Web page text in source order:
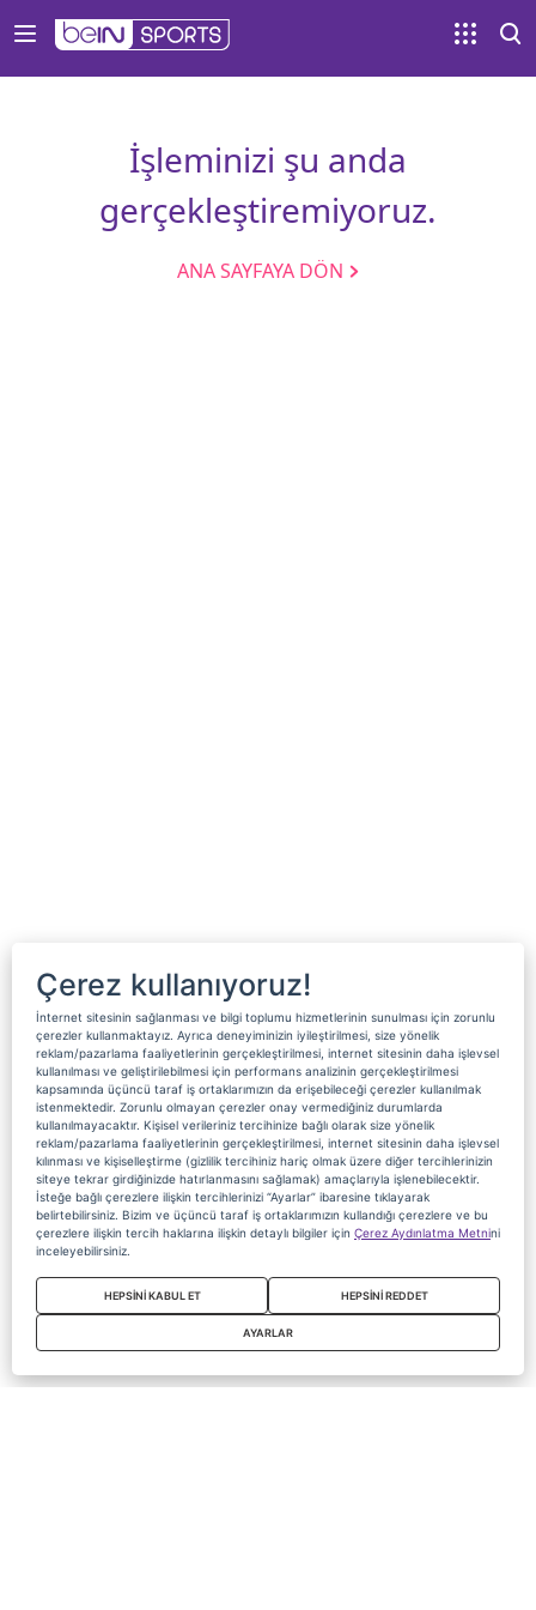
İşleminizi şu anda
gerçekleştiremiyoruz.
ANA SAYFAYA DÖN
Çerez kullanıyoruz!
İnternet sitesinin sağlanması ve bilgi toplumu hizmetlerinin sunulması için zorunlu
çerezler kullanmaktayız. Ayrıca deneyiminizin iyileştirilmesi, size yönelik
reklam/pazarlama faaliyetlerinin gerçekleştirilmesi, internet sitesinin daha işlevsel
kullanılması ve geliştirilebilmesi için performans analizinin gerçekleştirilmesi
kapsamında üçüncü taraf iş ortaklarımızın da erişebileceği çerezler kullanılmak
istenmektedir. Zorunlu olmayan çerezler onay vermediğiniz durumlarda
kullanılmayacaktır. Kişisel verileriniz tercihinize bağlı olarak size yönelik
reklam/pazarlama faaliyetlerinin gerçekleştirilmesi, internet sitesinin daha işlevsel
kılınması ve kişiselleştirme (gizlilik tercihiniz hariç olmak üzere diğer tercihlerinizin
siteye tekrar girdiğinizde hatırlanmasını sağlamak) amaçlarıyla işlenebilecektir.
İsteğe bağlı çerezlere ilişkin tercihlerinizi “Ayarlar” ibaresine tıklayarak
belirtebilirsiniz. Bizim ve üçüncü taraf iş ortaklarımızın kullandığı çerezlere ve bu
çerezlere ilişkin tercih haklarına ilişkin detaylı bilgiler için Çerez Aydınlatma Metnini
inceleyebilirsiniz.
HEPSİNİ KABUL ET HEPSİNİ REDDET
AYARLAR